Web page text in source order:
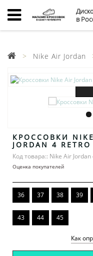
в
Nike Air Jordan
КРОССОВКИ
JORDAN 4
Код товара:: Nike Air Jordan
Оценка покупателей
36 37 38 39
43 44 45
Как